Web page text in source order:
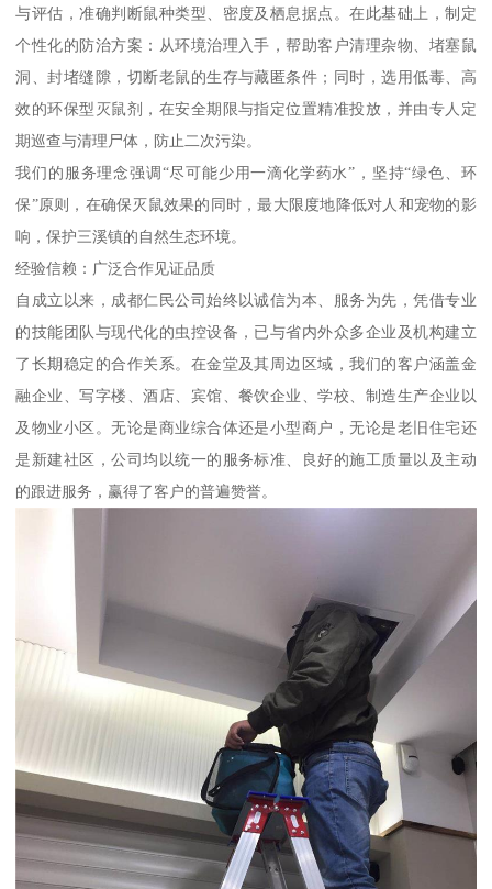
与评估，准确判断鼠种类型、密度及栖息据点。在此基础上，制定
个性化的防治方案：从环境治理入手，帮助客户清理杂物、堵塞鼠
洞、封堵缝隙，切断老鼠的生存与藏匿条件；同时，选用低毒、高
效的环保型灭鼠剂，在安全期限与指定位置精准投放，并由专人定
期巡查与清理尸体，防止二次污染。
我们的服务理念强调“尽可能少用一滴化学药水”，坚持“绿色、环
保”原则，在确保灭鼠效果的同时，最大限度地降低对人和宠物的影
响，保护三溪镇的自然生态环境。
经验信赖：广泛合作见证品质
自成立以来，成都仁民公司始终以诚信为本、服务为先，凭借专业
的技能团队与现代化的虫控设备，已与省内外众多企业及机构建立
了长期稳定的合作关系。在金堂及其周边区域，我们的客户涵盖金
融企业、写字楼、酒店、宾馆、餐饮企业、学校、制造生产企业以
及物业小区。无论是商业综合体还是小型商户，无论是老旧住宅还
是新建社区，公司均以统一的服务标准、良好的施工质量以及主动
的跟进服务，赢得了客户的普遍赞誉。